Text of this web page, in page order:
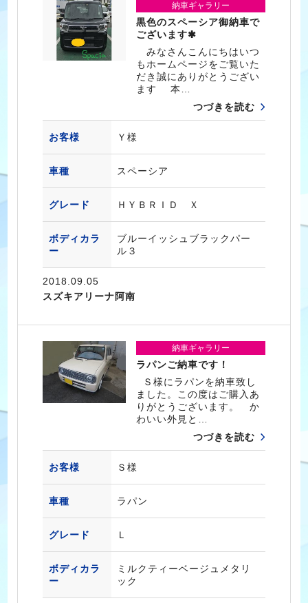
納車ギャラリー
黒色のスペーシア御納車で
ございます✱
みなさんこんにちはいつ
もホームページをご覧いた
だき誠にありがとうござい
ます 本…
つづきを読む
お客様 Ｙ様
車種 スペーシア
グレード ＨＹＢＲＩＤ Ｘ
ボディカラ
ー
ブルーイッシュブラックパー
ル３
2018.09.05
スズキアリーナ阿南
納車ギャラリー
ラパンご納車です！
Ｓ様にラパンを納車致し
ました。この度はご購入あ
りがとうございます。 か
わいい外見と…
つづきを読む
お客様 Ｓ様
車種 ラパン
グレード Ｌ
ボディカラ
ー
ミルクティーベージュメタリ
ック